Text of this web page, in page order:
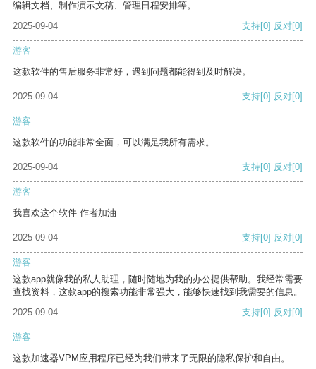
编辑文档、制作演示文稿、管理日程安排等。
2025-09-04
支持[0] 反对[0]
游客
这款软件的售后服务非常好，遇到问题都能得到及时解决。
2025-09-04 支持[0] 反对[0]
游客
这款软件的功能非常全面，可以满足我所有需求。
2025-09-04 支持[0] 反对[0]
游客
我喜欢这个软件 作者加油
2025-09-04 支持[0] 反对[0]
游客
这款app就像我的私人助理，随时随地为我的办公提供帮助。我经常需要
查找资料，这款app的搜索功能非常强大，能够快速找到我需要的信息。
2025-09-04
支持[0] 反对[0]
游客
这款加速器VPM应用程序已经为我们带来了无限的隐私保护和自由。